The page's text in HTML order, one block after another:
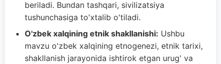
beriladi. Bundan tashqari, sivilizatsiya
tushunchasiga to'xtalib o'tiladi.
O'zbek xalqining etnik shakllanishi: Ushbu
mavzu o'zbek xalqining etnogenezi, etnik tarixi,
shakllanish jarayonida ishtirok etgan urug' va